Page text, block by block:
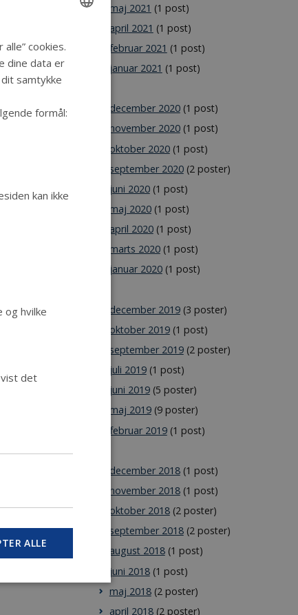
maj 2021 (1 post)
april 2021 (1 post)
februar 2021 (1 post)
januar 2021 (1 post)
december 2020(1 post)
november 2020(1 post)
oktober 2020(1 post)
september 2020(2 poster)
juni 2020(1 post)
maj 2020(1 post)
april 2020(1 post)
marts 2020(1 post)
januar 2020(1 post)
december 2019(3 poster)
oktober 2019(1 post)
september 2019(2 poster)
juli 2019(1 post)
juni 2019(5 poster)
maj 2019(9 poster)
februar 2019(1 post)
december 2018(1 post)
november 2018(1 post)
oktober 2018(2 poster)
september 2018(2 poster)
august 2018(1 post)
juni 2018(1 post)
maj 2018(2 poster)
april 2018(2 poster)
DANISH
cookies.
dine data er
samtykke
formål:
kan ikke
og hvilke
vist det
ALLE